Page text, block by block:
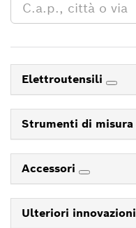
Elettroutensili
Strumenti di misura
Accessori
Ulteriori innovazioni